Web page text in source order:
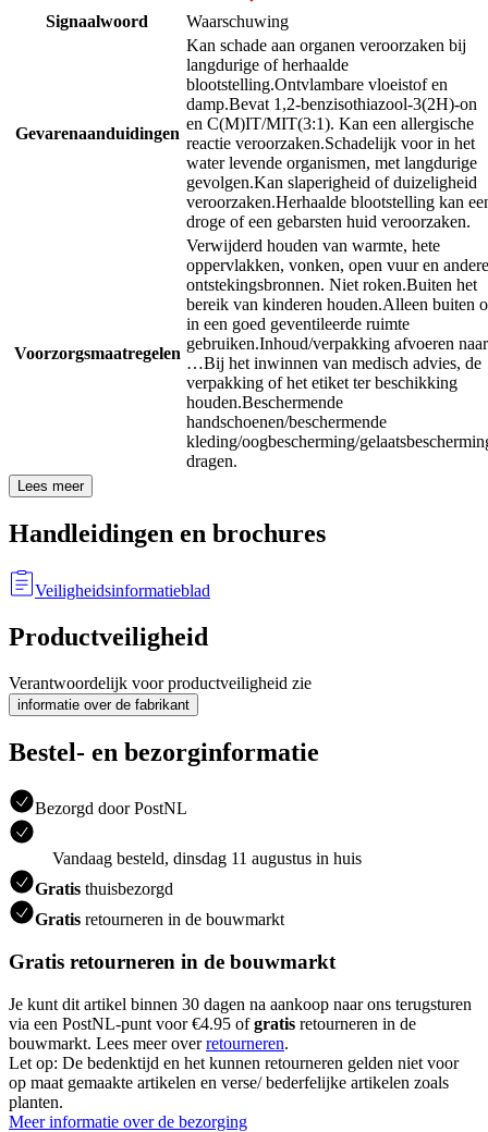
Signaalwoord Waarschuwing
Gevarenaanduidingen
Kan schade aan organen veroorzaken bij
langdurige of herhaalde
blootstelling.Ontvlambare vloeistof en
damp.Bevat 1,2-benzisothiazool-3(2H)-on
en C(M)IT/MIT(3:1). Kan een allergische
reactie veroorzaken.Schadelijk voor in het
water levende organismen, met langdurige
gevolgen.Kan slaperigheid of duizeligheid
veroorzaken.Herhaalde blootstelling kan
droge of een gebarsten huid veroorzaken.
Voorzorgsmaatregelen
Verwijderd houden van warmte, hete
oppervlakken, vonken, open vuur en andere
ontstekingsbronnen. Niet roken.Buiten het
bereik van kinderen houden.Alleen buiten
in een goed geventileerde ruimte
gebruiken.Inhoud/verpakking afvoeren naar
…Bij het inwinnen van medisch advies, de
verpakking of het etiket ter beschikking
houden.Beschermende
handschoenen/beschermende
kleding/oogbescherming/
dragen.
Lees meer
Handleidingen en brochures
Veiligheidsinformatieblad
Productveiligheid
Verantwoordelijk voor productveiligheid zie
informatie over de fabrikant
Bestel- en bezorginformatie
Bezorgd door PostNL
Vandaag besteld, dinsdag 11 augustus in huis
Gratis thuisbezorgd
Gratis retourneren in de bouwmarkt
Gratis retourneren in de bouwmarkt
Je kunt dit artikel binnen 30 dagen na aankoop naar ons terugsturen
via een PostNL-punt voor €4.95 ofgratis retourneren in de
bouwmarkt. Lees meer overretourneren.
Let op: De bedenktijd en het kunnen retourneren gelden niet voor
op maat gemaakte artikelen en verse/ bederfelijke artikelen zoals
planten.
Meer informatie over de bezorging